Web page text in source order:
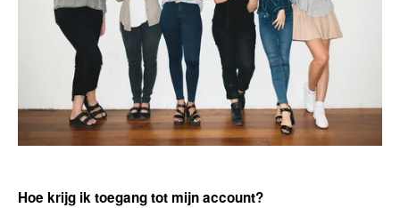
Hoe krijg ik toegang tot mijn account?